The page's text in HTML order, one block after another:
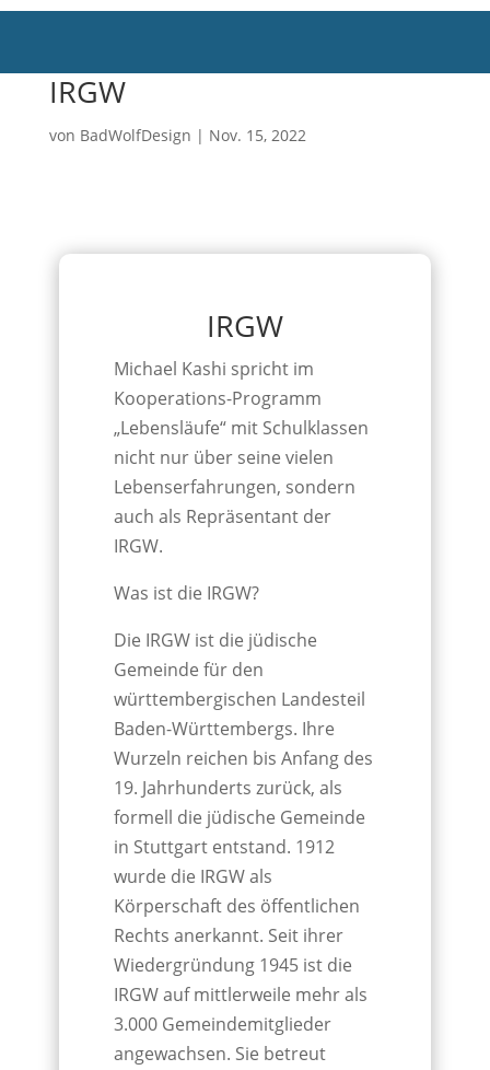
IRGW
von BadWolfDesign | Nov. 15, 2022
IRGW
Michael Kashi spricht im
Kooperations-Programm
„Lebensläufe“ mit Schulklassen
nicht nur über seine vielen
Lebenserfahrungen, sondern
auch als Repräsentant der
IRGW.
Was ist die IRGW?
Die IRGW ist die jüdische
Gemeinde für den
württembergischen Landesteil
Baden-Württembergs. Ihre
Wurzeln reichen bis Anfang des
19. Jahrhunderts zurück, als
formell die jüdische Gemeinde
in Stuttgart entstand. 1912
wurde die IRGW als
Körperschaft des öffentlichen
Rechts anerkannt. Seit ihrer
Wiedergründung 1945 ist die
IRGW auf mittlerweile mehr als
3.000 Gemeindemitglieder
angewachsen. Sie betreut